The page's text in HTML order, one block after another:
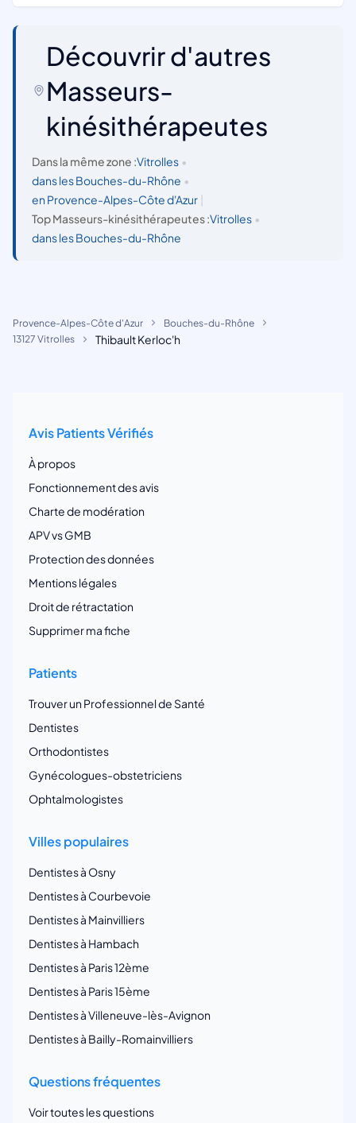
Découvrir d'autres
Masseurs-
kinésithérapeutes
Dans la même zone :Vitrolles •
dans les Bouches-du-Rhône •
en Provence-Alpes-Côte d'Azur
Top Masseurs-kinésithérapeutes :Vitrolles •
dans les Bouches-du-Rhône
Provence-Alpes-Côte d'Azur
Bouches-du-Rhône
13127 Vitrolles
Thibault Kerloc'h
Avis Patients Vérifiés
À propos
Fonctionnement des avis
Charte de modération
APV vs GMB
Protection des données
Mentions légales
Droit de rétractation
Supprimer ma fiche
Patients
Trouver un Professionnel de Santé
Dentistes
Orthodontistes
Gynécologues-obstetriciens
Ophtalmologistes
Villes populaires
Dentistes à Osny
Dentistes à Courbevoie
Dentistes à Mainvilliers
Dentistes à Hambach
Dentistes à Paris 12ème
Dentistes à Paris 15ème
Dentistes à Villeneuve-lès-Avignon
Dentistes à Bailly-Romainvilliers
Questions fréquentes
Voir toutes les questions